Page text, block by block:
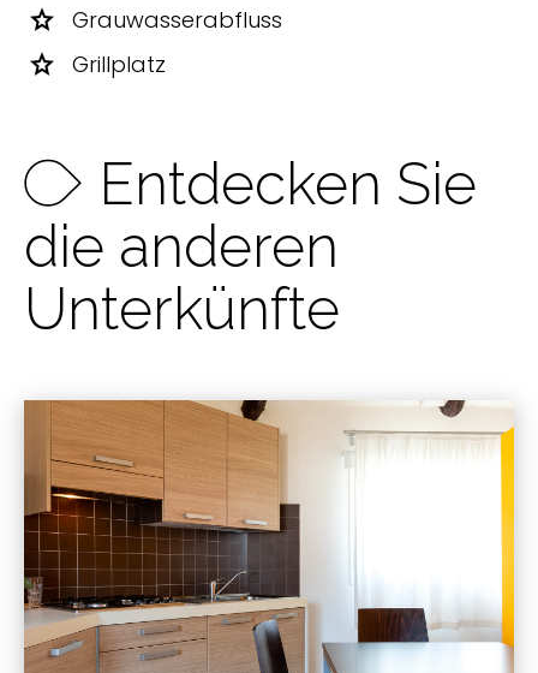
star Grauwasserabfluss
star Grillplatz
Entdecken Sie
die anderen
Unterkünfte